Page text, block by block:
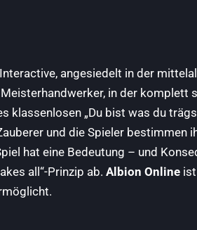
angesiedelt in der
in der komplett
klassenlosen „Du bist was du
und die Spieler bestimmen
hat eine Bedeutung – und
all“-Prinzip ab. Albion Online